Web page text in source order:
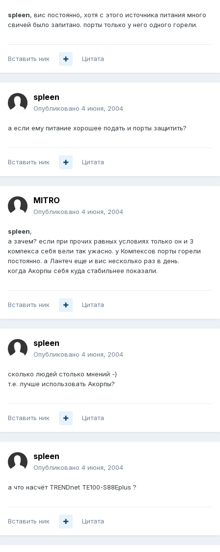
spleen, вис постоянно, хотя с этого источника питания много
свичей было запитано. порты только у него одного горели.
Вставить ник Цитата
spleen
Опубликовано 4 июня, 2004
а если ему питание хорошее подать и порты защитить?
Вставить ник Цитата
MITRO
Опубликовано 4 июня, 2004
spleen,
а зачем? если при прочих равных условиях только он и 3
компекса себя вели так ужасно. у Компексов порты горели
постоянно. а Лантеч еще и вис несколько раз в день.
когда Акорпы себя куда стабильнее показали.
Вставить ник Цитата
spleen
Опубликовано 4 июня, 2004
сколько людей столько мнений -)
т.е. лучше использовать Акорпы?
Вставить ник Цитата
spleen
Опубликовано 4 июня, 2004
а что насчёт TRENDnet TE100-S88Eplus ?
Вставить ник Цитата